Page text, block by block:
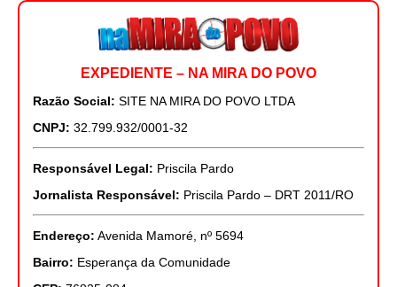
EXPEDIENTE – NA MIRA DO POVO
Razão Social: SITE NA MIRA DO POVO LTDA
CNPJ: 32.799.932/0001-32
Responsável Legal: Priscila Pardo
Jornalista Responsável: Priscila Pardo – DRT 2011/RO
Endereço: Avenida Mamoré, nº 5694
Bairro: Esperança da Comunidade